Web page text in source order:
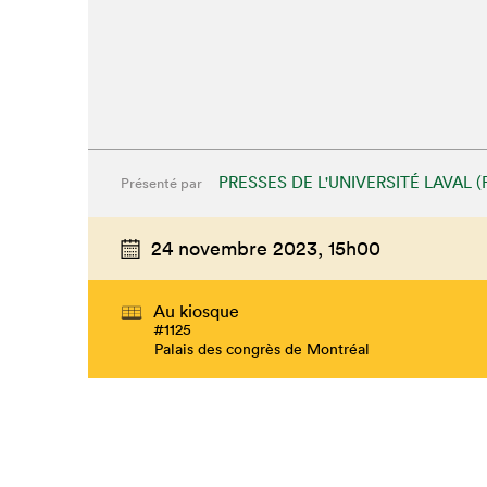
Présenté par PRESSES DE L'UNIVERSITÉ LAVAL
24 novembre 2023, 15h00
Au kiosque
#1125
Palais des congrès de Montréal